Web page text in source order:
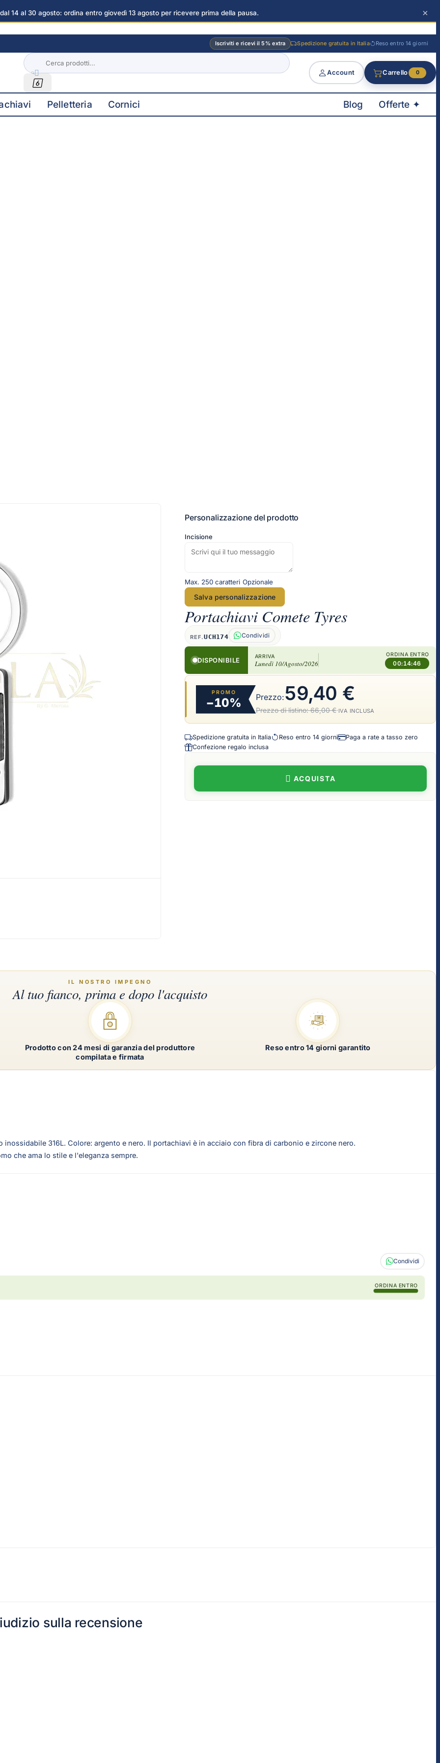
14 al 30 agosto: ordina entro giovedì 13 agosto per ricevere prima della pausa. ×
Iscriviti e ricevi il 5% extra Spedizione gratuita in Italia Reso entro 14 giorni


Account Carrello 0
Pelletteria Cornici Blog Offerte ✦
Portachiavi Comete Tyres
REF.UCH174 Condividi
DISPONIBILE ARRIVA
Lunedì 10/Agosto/2026
ORDINA ENTRO
00:14:45
PROMO
−10% Prezzo:59,40 €
Prezzo di listino:66,00 €·IVA INCLUSA
Spedizione gratuita in Italia Reso entro 14 giorni
Paga a rate a tasso zero
Confezione regalo inclusa
Personalizzazione del prodotto
Incisione
Max. 250 caratteri Opzionale
Salva personalizzazione
ACQUISTA
316L. Colore: argento e nero. Il portachiavi è in acciaio con fibra di carbonio e zircone nero.
che ama lo stile e l'eleganza sempre.
Condividi
ORDINA ENTRO
Prodotto con 24 mesi di garanzia del produttore
compilata e firmata
Reso entro 14 giorni garantito
sulla recensione